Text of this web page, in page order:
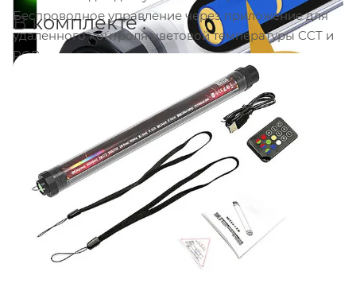
Беспроводное управление через приложение для
удаленного контроля цветовой температуры CCT и
RGB
Встроенный аккумулятор: время работы до 5 часов
Управление несколькими светильниками с
помощью включенного пульта дистанционного
4 режима: Молния, Градиент, Прогрессивный,
Полицейский автомобиль
В комплекте :